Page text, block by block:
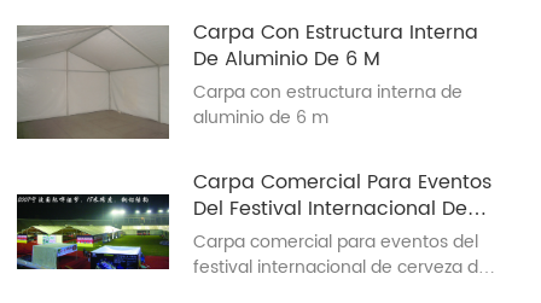
Carpa Con Estructura Interna
De Aluminio De 6 M
Carpa con estructura interna de
aluminio de 6 m
Carpa Comercial Para Eventos
Del Festival Internacional De
Cerveza De Ningbo 2007
Carpa comercial para eventos del
festival internacional de cerveza de